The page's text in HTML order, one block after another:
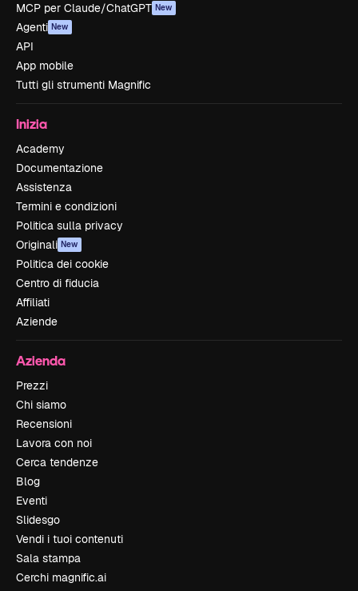
MCP per Claude/ChatGPT New
Agenti New
API
App mobile
Tutti gli strumenti Magnific
Inizia
Academy
Documentazione
Assistenza
Termini e condizioni
Politica sulla privacy
Originali New
Politica dei cookie
Centro di fiducia
Affiliati
Aziende
Azienda
Prezzi
Chi siamo
Recensioni
Lavora con noi
Cerca tendenze
Blog
Eventi
Slidesgo
Vendi i tuoi contenuti
Sala stampa
Cerchi magnific.ai